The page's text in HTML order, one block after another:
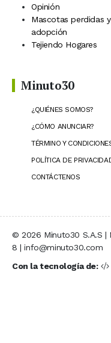
Opinión
Mascotas perdidas
adopción
Tejiendo Hogares
Minuto30
¿QUIÉNES SOMOS?
¿CÓMO ANUNCIAR?
TÉRMINO Y
POLÍTICA DE
CONTÁCTENOS
© 2026 Minuto30 S.A.S
8 | info@minuto30.com
Con la tecnología de: